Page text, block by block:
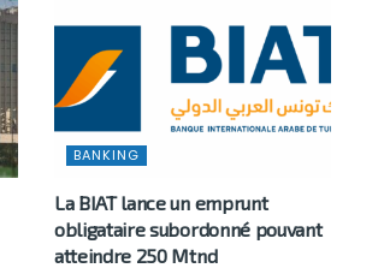
BANKING
La BIAT lance un emprunt
obligataire subordonné pouvant
atteindre 250 Mtnd